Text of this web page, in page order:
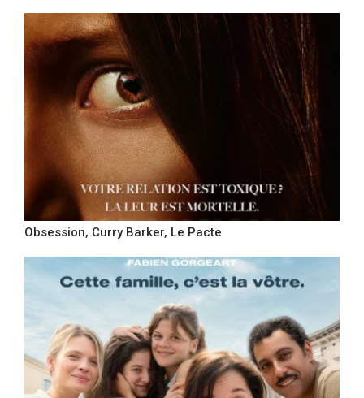
Obsession, Curry Barker, Le Pacte